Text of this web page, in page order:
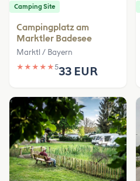
Camping Site
Campingplatz am
Marktler Badesee
Marktl / Bayern
★ ★ ★ ★ ★533 EUR